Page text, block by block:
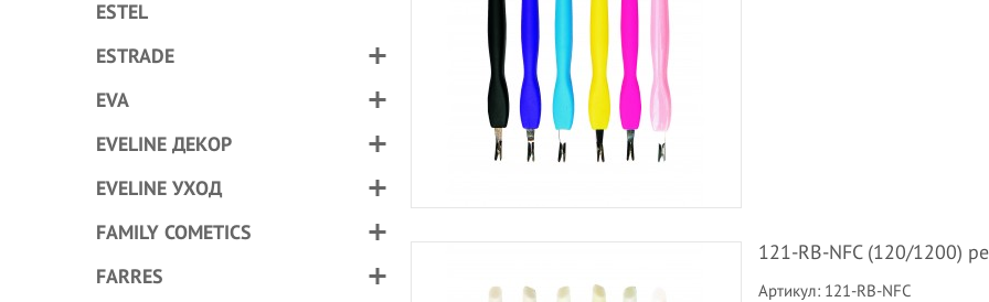
ESTEL
ESTRADE
EVA
EVELINE ДЕКОР
EVELINE УХОД
FAMILY COMETICS
FARRES
121-RB-NFC (120/1200)
Артикул: 121-RB-NFC